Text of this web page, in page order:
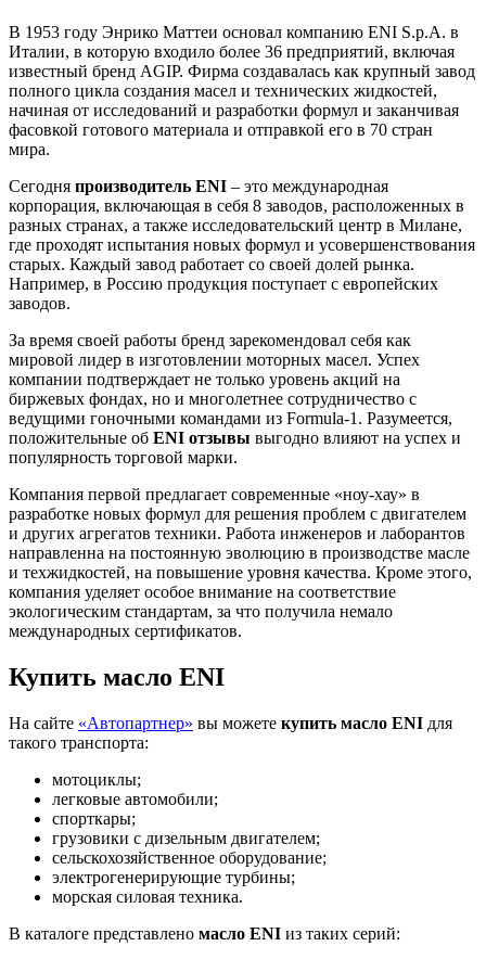
В 1953 году Энрико Маттеи основал компанию ENI S.p.A. в
Италии, в которую входило более 36 предприятий, включая
известный бренд AGIP. Фирма создавалась как крупный завод
полного цикла создания масел и технических жидкостей,
начиная от исследований и разработки формул и заканчивая
фасовкой готового материала и отправкой его в 70 стран
мира.
Сегодня производитель ENI – это международная
корпорация, включающая в себя 8 заводов, расположенных в
разных странах, а также исследовательский центр в Милане,
где проходят испытания новых формул и усовершенствования
старых. Каждый завод работает со своей долей рынка.
Например, в Россию продукция поступает с европейских
заводов.
За время своей работы бренд зарекомендовал себя как
мировой лидер в изготовлении моторных масел. Успех
компании подтверждает не только уровень акций на
биржевых фондах, но и многолетнее сотрудничество с
ведущими гоночными командами из Formula-1. Разумеется,
положительные об ENI отзывы выгодно влияют на успех и
популярность торговой марки.
Компания первой предлагает современные «ноу-хау» в
разработке новых формул для решения проблем с двигателем
и других агрегатов техники. Работа инженеров и лаборантов
направленна на постоянную эволюцию в производстве масле
и техжидкостей, на повышение уровня качества. Кроме этого,
компания уделяет особое внимание на соответствие
экологическим стандартам, за что получила немало
международных сертификатов.
Купить масло ENI
На сайте «Автопартнер» вы можете купить масло ENI для
такого транспорта:
мотоциклы;
легковые автомобили;
спорткары;
грузовики с дизельным двигателем;
сельскохозяйственное оборудование;
электрогенерирующие турбины;
морская силовая техника.
В каталоге представлено масло ENI из таких серий: